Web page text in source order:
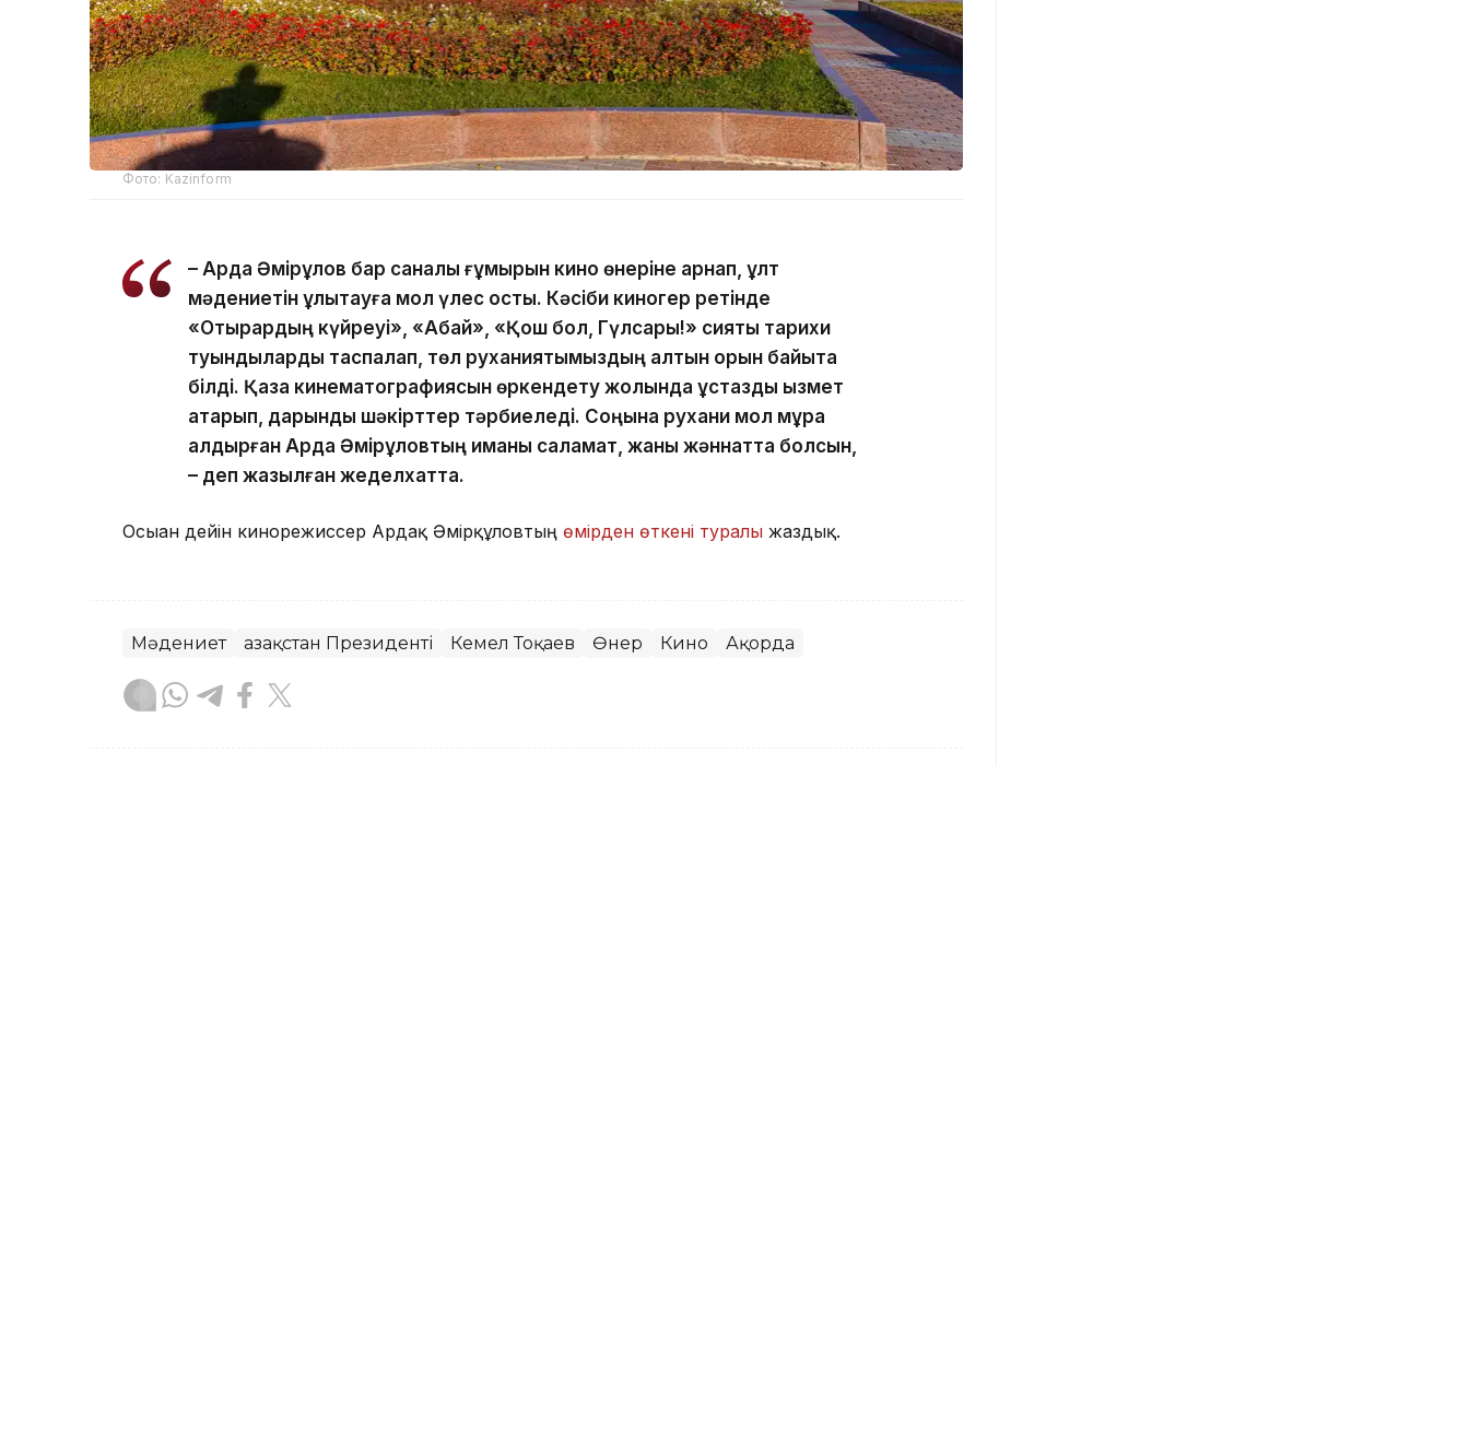
Фото: Kazinform
– Ардақ Әмірқұлов бар саналы ғұмырын кино өнеріне арнап, ұлт
мәдениетін ұлықтауға мол үлес қосты. Кәсіби киногер ретінде
«Отырардың күйреуі», «Абай», «Қош бол, Гүлсары!» сияқты тарихи
туындыларды таспалап, төл руханиятымыздың алтын қорын байыта
білді. Қазақ кинематографиясын өркендету жолында ұстаздық қызмет
атқарып, дарынды шәкірттер тәрбиеледі. Соңына рухани мол мұра
қалдырған Ардақ Әмірқұловтың иманы саламат, жаны жәннатта болсын,
– деп жазылған жеделхатта.
Осыған дейін кинорежиссер Ардақ Әмірқұловтың өмірден өткені туралы жаздық.
Мәдениет Қазақстан Президенті Кемел Тоқаев Өнер Кино Ақорда